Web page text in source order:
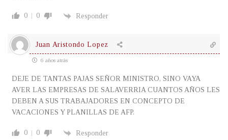
0 0 Responder
Juan Aristondo Lopez
6 años atrás
DEJE DE TANTAS PAJAS SEÑOR MINISTRO, SINO VAYA
AVER LAS EMPRESAS DE SALAVERRIA CUANTOS AÑOS LES
DEBEN A SUS TRABAJADORES EN CONCEPTO DE
VACACIONES Y PLANILLAS DE AFP.
0 0 Responder